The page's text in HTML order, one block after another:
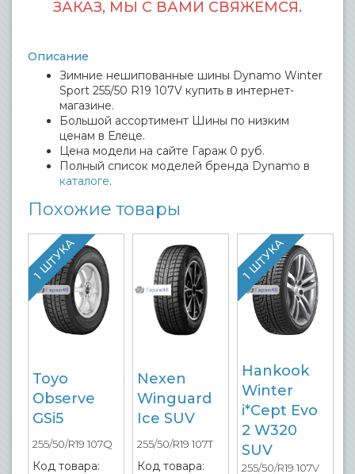
ЗАКАЗ, МЫ С ВАМИ СВЯЖЕМСЯ.
Описание
Зимние нешипованные шины Dynamo Winter
Sport 255/50 R19 107V купить в интернет-
магазине.
Большой ассортимент Шины по низким
ценам в Елеце.
Цена модели на сайте Гараж 0 руб.
Полный список моделей бренда Dynamo в
каталоге.
Похожие товары
1 ШТУКА
Toyo
Observe
GSi5
255/50/R19 107Q
Код товара:
Nexen
Winguard
Ice SUV
255/50/R19 107T
Код товара:
1 ШТУКА
Hankook
Winter
i*Cept Evo
2 W320
SUV
255/50/R19 107V